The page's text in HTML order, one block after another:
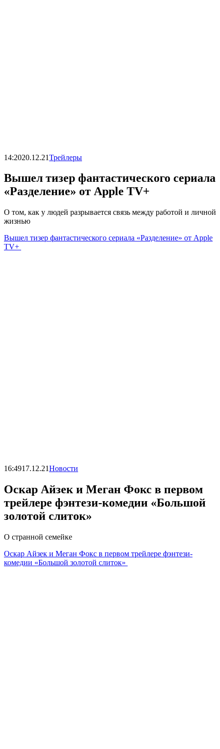
14:2020.12.21Трейлеры
Вышел тизер фантастического сериала
«Разделение» от Apple TV+
О том, как у людей разрывается связь между работой и личной
жизнью
Вышел тизер фантастического сериала «Разделение» от Apple
TV+
16:4917.12.21Новости
Оскар Айзек и Меган Фокс в первом
трейлере фэнтези-комедии «Большой
золотой слиток»
О странной семейке
Оскар Айзек и Меган Фокс в первом трейлере фэнтези-
комедии «Большой золотой слиток»